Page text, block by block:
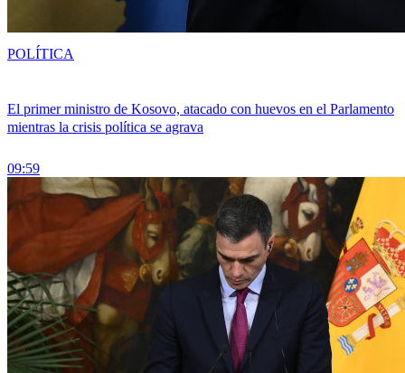
El primer ministro de Kosovo, atacado con huevos en el Parlamento
mientras la crisis política se agrava
09:59
POLÍTICA